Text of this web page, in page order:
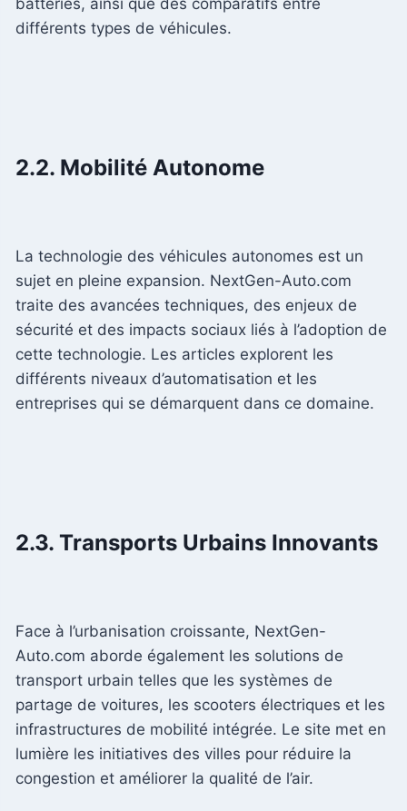
différents types de véhicules.
2.2. Mobilité Autonome
La technologie des véhicules autonomes est un
sujet en pleine expansion. NextGen-Auto.com
traite des avancées techniques, des enjeux de
sécurité et des impacts sociaux liés à l’adoption de
cette technologie. Les articles explorent les
différents niveaux d’automatisation et les
entreprises qui se démarquent dans ce domaine.
2.3. Transports Urbains Innovants
Face à l’urbanisation croissante, NextGen-
Auto.com aborde également les solutions de
transport urbain telles que les systèmes de
partage de voitures, les scooters électriques et les
infrastructures de mobilité intégrée. Le site met en
lumière les initiatives des villes pour réduire la
congestion et améliorer la qualité de l’air.